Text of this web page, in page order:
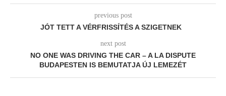
previous post
JÓT TETT A VÉRFRISSÍTÉS A SZIGETNEK
next post
NO ONE WAS DRIVING THE CAR – A LA DISPUTE
BUDAPESTEN IS BEMUTATJA ÚJ LEMEZÉT